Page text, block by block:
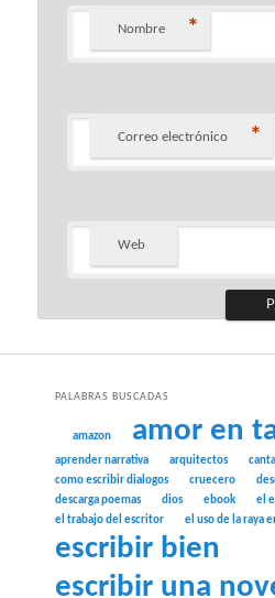
Nombre *
Correo electrónico *
Web
PALABRAS BUSCADAS
amazon amor en
aprender narrativa
arquitectos
como escribir dialogos
cruecero
descarga poemas
dios ebook
el
el trabajo del escritor
el uso de la raya
escribir bien
escribir una